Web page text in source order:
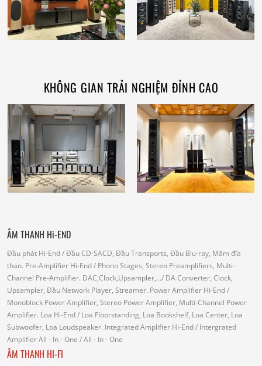
KHÔNG GIAN TRẢI NGHIỆM ĐỈNH CAO
ÂM THANH Hi-END
Đầu phát Hi-End/ Đầu CD-SACD, Đầu Transports, Đầu Blu-ray, Mâm đĩa
than. Pre-Amplifier Hi-End/ Phono Stages, Stereo Preamplifiers, Multi-
Channel Pre-Amplifier. DAC,Clock,Upsampler,.../ DA Converter, Clock,
Upsampler, Đầu Network Player, Streamer. Power Amplifier Hi-End/
Monoblock Power Amplifier, Stereo Power Amplifier, Multi-Channel Power
Amplifier. Loa Hi-End/ Loa Floorstanding, Loa Bookshelf, Loa Center, Loa
Subwoofer, Loa Loudspeaker. Integrated Amplifier Hi-End/ Intergrated
AmplifierAll - In - One / All - In - One
ÂM THANH HI-FI